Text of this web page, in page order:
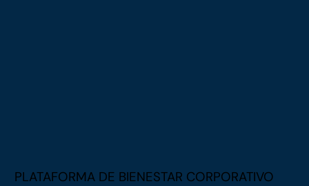
PLATAFORMA DE BIENESTAR CORPORATIVO